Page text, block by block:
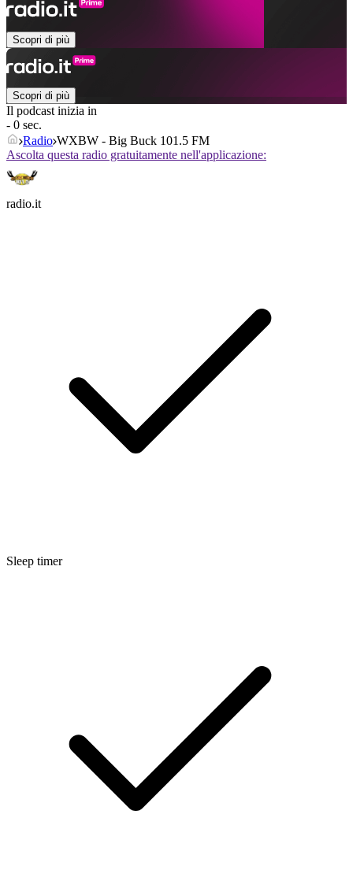
Scopri di più
Scopri di più
Il podcast inizia in
- 0 sec.
Radio WXBW - Big Buck 101.5 FM
Ascolta questa radio gratuitamente nell'applicazione:
radio.it
Sleep timer